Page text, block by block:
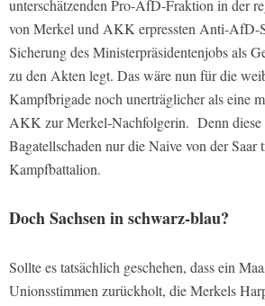
unterschätzenden Pro-AfD-Fraktion in der
von Merkel und AKK erpressten Anti-AfD-
Sicherung des Ministerpräsidentenjobs als
zu den Akten legt. Das wäre nun für die
Kampfbrigade noch unerträglicher als eine
AKK zur Merkel-Nachfolgerin. Denn diese
Bagatellschaden nur die Naive von der Saar
Kampfbattalion.
Doch Sachsen in schwarz-blau?
Sollte es tatsächlich geschehen, dass ein
Unionsstimmen zurückholt, die Merkels